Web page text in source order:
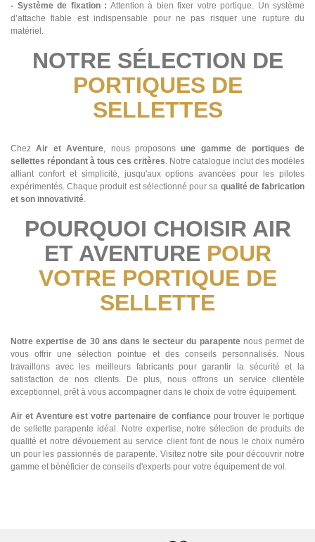
- Système de fixation : Attention à bien fixer votre portique. Un système
d’attache fiable est indispensable pour ne pas risquer une rupture du
matériel.
NOTRE SÉLECTION DE
PORTIQUES DE
SELLETTES
ChezAir et Aventure, nous proposons une gamme de portiques de
sellettes répondant à tous ces critères. Notre catalogue inclut des modèles
alliant confort et simplicité, jusqu'aux options avancées pour les pilotes
expérimentés. Chaque produit est sélectionné pour sa qualité de fabrication
et son innovativité.
POURQUOI CHOISIR AIR
ET AVENTURE POUR
VOTRE PORTIQUE DE
SELLETTE
Notre expertise de 30 ans dans le secteur du parapentenous permet de
vous offrir une sélection pointue et des conseils personnalisés. Nous
travaillons avec les meilleurs fabricants pour garantir la sécurité et la
satisfaction de nos clients. De plus, nous offrons un service clientèle
exceptionnel, prêt à vous accompagner dans le choix de votre équipement.
Air et Aventure est votre partenaire de confiancepour trouver le portique
de sellette parapente idéal. Notre expertise, notre sélection de produits de
qualité et notre dévouement au service client font de nous le choix numéro
un pour les passionnés de parapente. Visitez notre site pour découvrir notre
gamme et bénéficier de conseils d'experts pour votre équipement de vol.